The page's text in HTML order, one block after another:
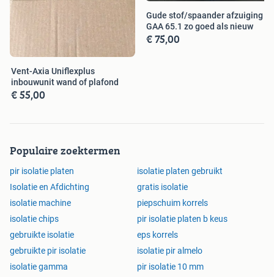
Vent-Axia Uniflexplus
inbouwunit wand of plafond
€ 55,00
Gude stof/spaander afzuiging
GAA 65.1 zo goed als nieuw
€ 75,00
Populaire zoektermen
pir isolatie platen
isolatie platen gebruikt
Isolatie en Afdichting
gratis isolatie
isolatie machine
piepschuim korrels
isolatie chips
pir isolatie platen b keus
gebruikte isolatie
eps korrels
gebruikte pir isolatie
isolatie pir almelo
isolatie gamma
pir isolatie 10 mm